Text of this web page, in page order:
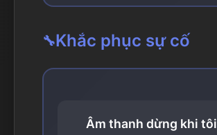
🔧Khắc phục sự cố
Âm thanh dừng khi tôi